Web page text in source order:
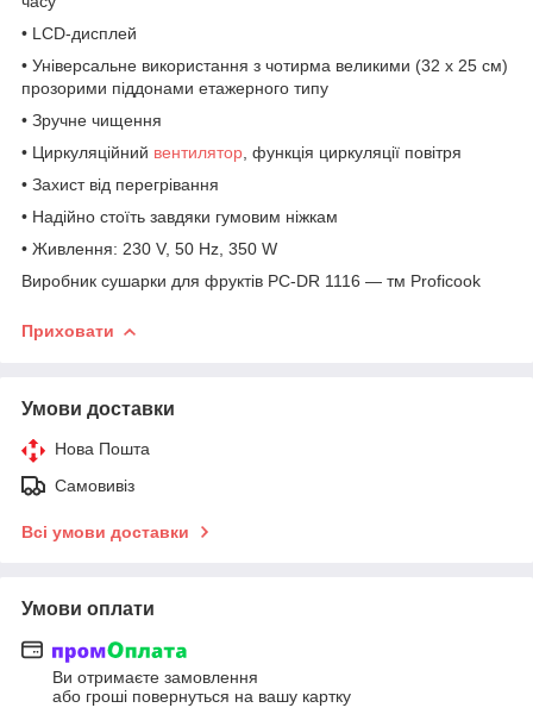
• LCD-дисплей
• Універсальне використання з чотирма великими (32 х 25 см)
прозорими піддонами етажерного типу
• Зручне чищення
• Циркуляційний вентилятор , функція циркуляції повітря
• Захист від перегрівання
• Надійно стоїть завдяки гумовим ніжкам
• Живлення: 230 V, 50 Hz, 350 W
Виробник сушарки для фруктів PC-DR 1116 — тм Proficook
Приховати
Умови доставки
Нова Пошта
Самовивіз
Всі умови доставки
Умови оплати
Ви отримаєте замовлення
або гроші повернуться на вашу картку